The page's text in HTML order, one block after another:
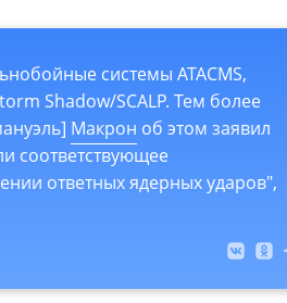
системы ATACMS,
Shadow/SCALP. Тем более
Макрон об этом заявил
соответствующее
ответных ядерных ударов",